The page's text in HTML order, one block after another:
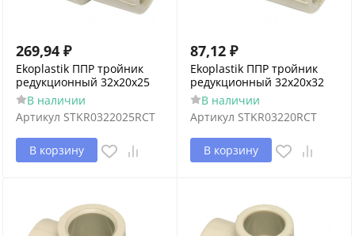
269,94 ₽
Ekoplastik ППР тройник
редукционный 32x20x25
В наличии
Артикул STKR0322025RCT
В корзину
87,12 ₽
Ekoplastik ППР тройник
редукционный 32x20x32
В наличии
Артикул STKR03220RCT
В корзину